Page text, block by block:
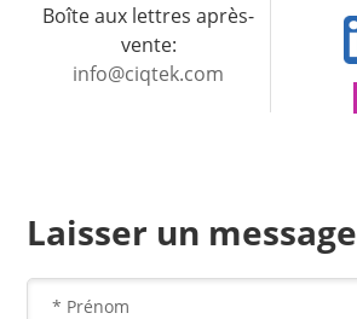
Boîte aux lettres après-
vente:
info@ciqtek.com
Laisser un message